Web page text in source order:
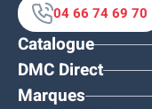
04 66 74 69 70
Catalogue
DMC Direct
Marques